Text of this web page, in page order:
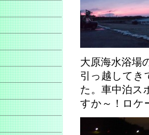
大原海水浴場
引っ越してき
た。車中泊ス
すか～！ロケ